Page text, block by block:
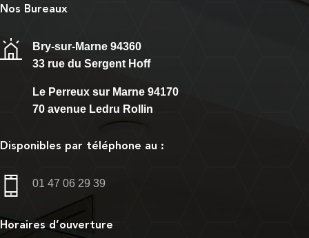
Nos Bureaux
Bry-sur-Marne 94360
33 rue du Sergent Hoff
Le Perreux sur Marne 94170
70 avenue Ledru Rollin
Disponibles par téléphone au :
01 47 06 29 39
Horaires d’ouverture